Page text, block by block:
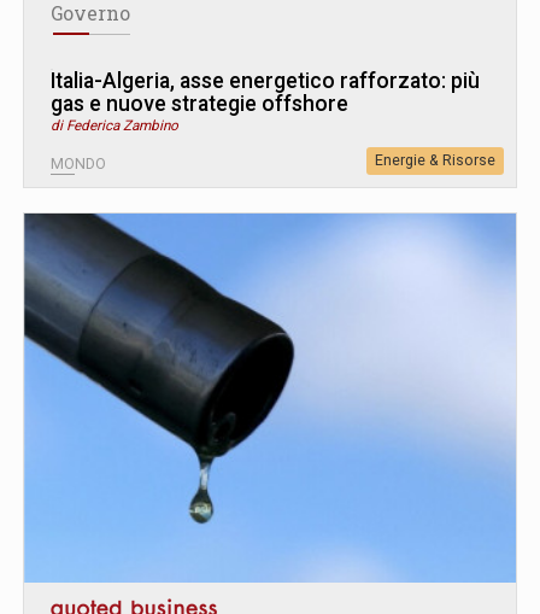
Governo
Italia-Algeria, asse energetico rafforzato: più
gas e nuove strategie offshore
di Federica Zambino
MONDO Energie & Risorse